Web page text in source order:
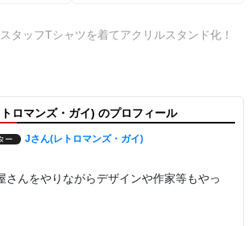
タッフTシャツを着てアクリルスタンド化！
ロマンズ・ガイ) のプロフィール
ー Jさん(レトロマンズ・ガイ)
さんをやりながらデザインや作家等もやっ